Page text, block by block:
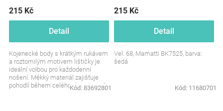
215 Kč
Detail
Kojenecké body s krátkým rukávem
a roztomilým motivem lištičky je
ideální volbou pro každodenní
nošení. Měkký materiál zajišťuje
pohodlí během celého dne. Jemné
Kód: 83692801
215 Kč
Detail
Vel. 68, Mamatti BK7525, barva:
šedá
Kód: 11680701